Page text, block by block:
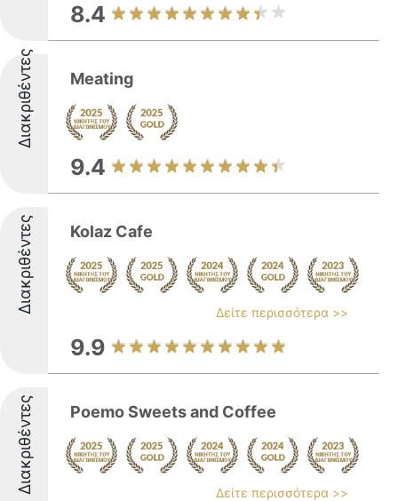
8.4
Διακριθέντες Meating
9.4
Διακριθέντες Kolaz Cafe
Δείτε περισσότερα >>
9.9
Διακριθέντες Poemo Sweets and Coffee
Δείτε περισσότερα >>